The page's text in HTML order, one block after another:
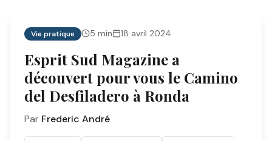
Vie pratique 5 min 18 avril 2024
Esprit Sud Magazine a
découvert pour vous le Camino
del Desfiladero à Ronda
Par Frederic André